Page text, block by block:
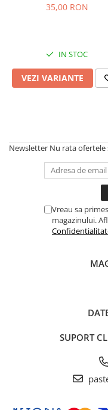
35,00 RON
IN STOC
VEZI VARIANTE
Newsletter Nu rata
Vreau sa
magazinului.
SUPORT